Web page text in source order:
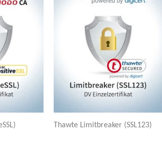
Thawte Limitbreaker (SSL123)